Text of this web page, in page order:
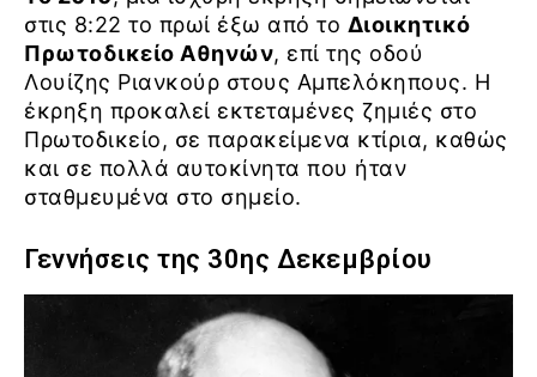
στις 8:22 το πρωί έξω από το Διοικητικό
Πρωτοδικείο Αθηνών, επί της οδού
Λουίζης Ριανκούρ στους Αμπελόκηπους. Η
έκρηξη προκαλεί εκτεταμένες ζημιές στο
Πρωτοδικείο, σε παρακείμενα κτίρια, καθώς
και σε πολλά αυτοκίνητα που ήταν
σταθμευμένα στο σημείο.
Γεννήσεις της 30ης Δεκεμβρίου